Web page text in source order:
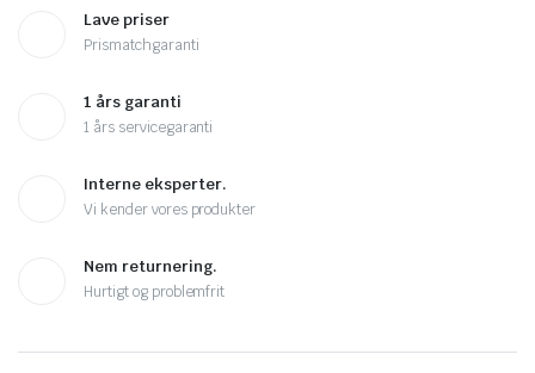
Lave priser
Prismatchgaranti
1 års garanti
1 års servicegaranti
Interne eksperter.
Vi kender vores produkter
Nem returnering.
Hurtigt og problemfrit